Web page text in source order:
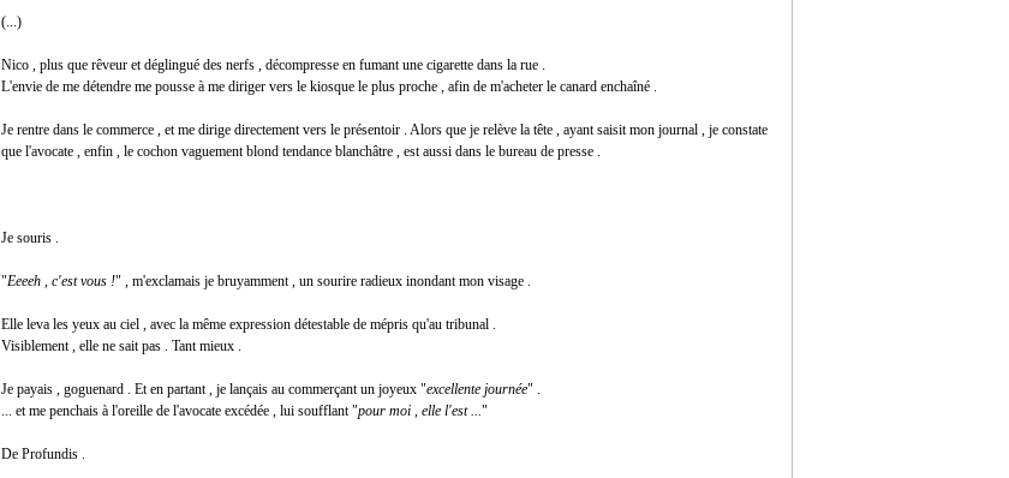
(...)
Nico , plus que rêveur et déglingué des nerfs , décompresse en fumant une cigarette dans la rue .
L'envie de me détendre me pousse à me diriger vers le kiosque le plus proche , afin de m'acheter le canard enchaîné .
Je rentre dans le commerce , et me dirige directement vers le présentoir . Alors que je relève la tête , ayant saisit mon journal , je constate
que l'avocate , enfin , le cochon vaguement blond tendance blanchâtre , est aussi dans le bureau de presse .
Je souris .
"Eeeeh , c'est vous !" , m'exclamais je bruyamment , un sourire radieux inondant mon visage .
Elle leva les yeux au ciel , avec la même expression détestable de mépris qu'au tribunal .
Visiblement , elle ne sait pas . Tant mieux .
Je payais , goguenard . Et en partant , je lançais au commerçant un joyeux "excellente journée" .
... et me penchais à l'oreille de l'avocate excédée , lui soufflant "pour moi , elle l'est ..."
De Profundis .